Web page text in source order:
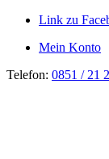
Link zu
Mein Konto
Telefon: 0851 / 21